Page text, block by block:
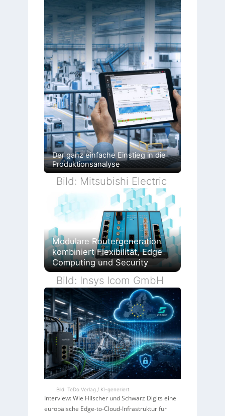
Der ganz einfache Einstieg in die
Produktionsanalyse
Bild: Mitsubishi Electric
Modulare Routergeneration
kombiniert Flexibilität, Edge
Computing und Security
Bild: Insys Icom GmbH
Bild: TeDo Verlag / KI-generiert
Interview: Wie Hilscher und Schwarz Digits eine
europäische Edge-to-Cloud-Infrastruktur für